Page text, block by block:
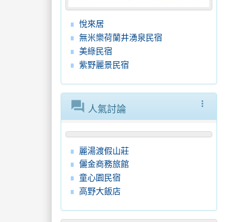
悅來居
無米樂荷蘭井湧泉民宿
美綠民宿
紫野麗景民宿
more_vert
forum 人氣討論
麗湯渡假山莊
儷金商務旅館
童心園民宿
高野大飯店